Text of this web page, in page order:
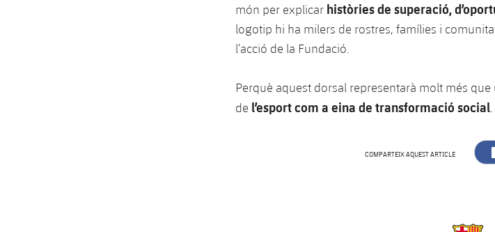
món per explicar històries de superació,
logotip hi ha milers de rostres, famílies i
l’acció de la Fundació.
Perquè aquest dorsal representarà molt més
de l’esport com a eina de transformació social.
COMPARTEIX AQUEST ARTICLE